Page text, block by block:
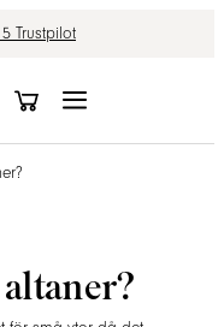
Trustpilot
altaner?